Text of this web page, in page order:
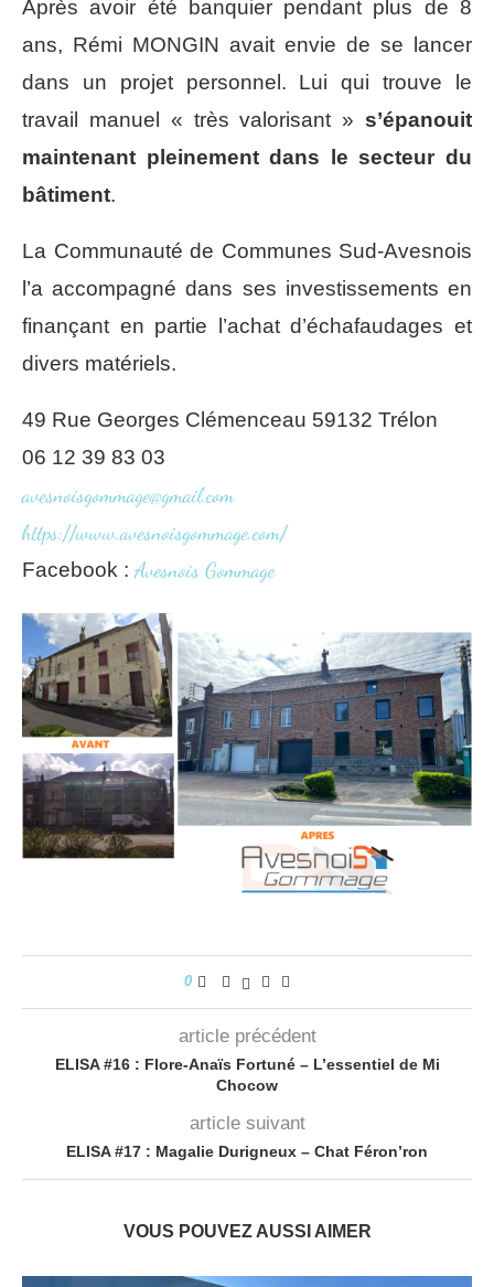
Après avoir été banquier pendant plus de 8
ans, Rémi MONGIN avait envie de se lancer
dans un projet personnel. Lui qui trouve le
travail manuel « très valorisant » s’épanouit
maintenant pleinement dans le secteur du
bâtiment.
La Communauté de Communes Sud-Avesnois
l’a accompagné dans ses investissements en
finançant en partie l’achat d’échafaudages et
divers matériels.
49 Rue Georges Clémenceau 59132 Trélon
06 12 39 83 03
avesnoisgommage@gmail.com
https://www.avesnoisgommage.com/
Facebook : Avesnois Gommage
0
article précédent
ELISA #16 : Flore-Anaïs Fortuné – L’essentiel de Mi
Chocow
article suivant
ELISA #17 : Magalie Durigneux – Chat Féron’ron
VOUS POUVEZ AUSSI AIMER